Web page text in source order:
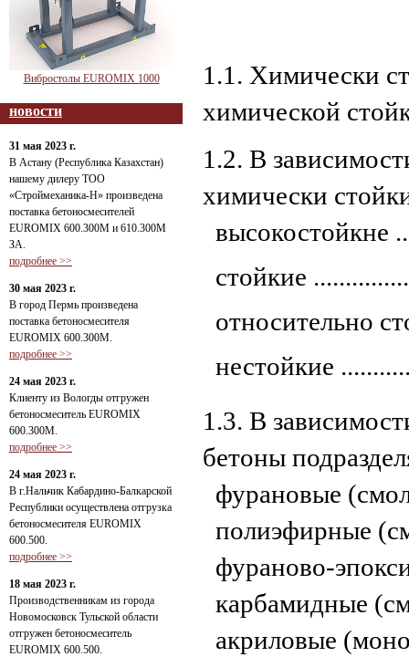
Вибростолы EUROMIX 1000
новости
31 мая 2023 г.
В Астану (Республика Казахстан)
нашему дилеру ТОО
«Строймеханика-Н» произведена
поставка бетоносмесителей
EUROMIX 600.300М и 610.300М
ЗА.
подробнее >>
30 мая 2023 г.
В город Пермь произведена
поставка бетоносмесителя
EUROMIX 600.300М.
подробнее >>
24 мая 2023 г.
Клиенту из Вологды отгружен
бетоносмеситель EUROMIX
600.300М.
подробнее >>
24 мая 2023 г.
В г.Нальчик Кабардино-Балкарской
Республики осуществлена отгрузка
бетоносмесителя EUROMIX
600.500.
подробнее >>
18 мая 2023 г.
Производственникам из города
Новомосковск Тульской области
отгружен бетоносмеситель
EUROMIX 600.500.
1.1. Химически
химической
1.2. В
химически
высокостойкне
стойкие
относительно
нестойкие
1.3. В
бетоны
фурановые
полиэфирные
фураново-
карбамидные
акриловые